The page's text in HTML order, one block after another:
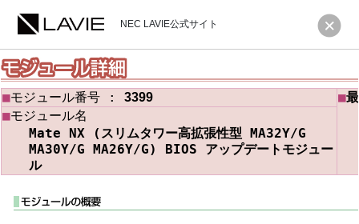
NEC LAVIE公式サイト